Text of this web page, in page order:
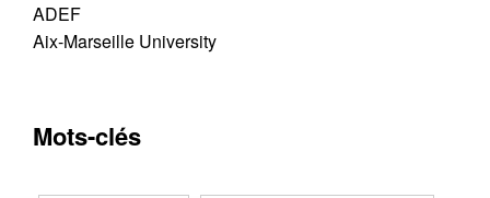
ADEF
Aix-Marseille University
Mots-clés